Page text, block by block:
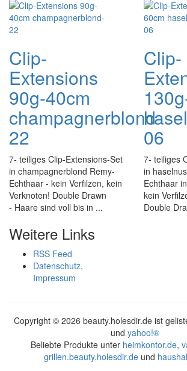
Clip-
Extensions
90g-40cm
champagnerblond-
22
7- teiliges Clip-Extensions-Set
in champagnerblond Remy-
Echthaar - kein Verfilzen, kein
Verknoten! Double Drawn
- Haare sind voll bis in ...
Clip-
06
7- teiliges
in
Echthaar
kein
Double
Weitere Links
RSS Feed
Datenschutz,
Impressum
Copyright © 2026 beauty.holesdir.de ist
und yahoo!®
Beliebte Produkte unter heimkontor.de,
grillen.beauty.holesdir.de und